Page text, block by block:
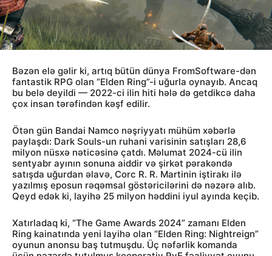
Bəzən elə gəlir ki, artıq bütün dünya FromSoftware-dən
fantastik RPG olan “Elden Ring”-i uğurla oynayıb. Ancaq
bu belə deyildi — 2022-ci ilin hiti hələ də getdikcə daha
çox insan tərəfindən kəşf edilir.
Ötən gün Bandai Namco nəşriyyatı mühüm xəbərlə
paylaşdı: Dark Souls-un ruhani varisinin satışları 28,6
milyon nüsxə nəticəsinə çatdı. Məlumat 2024-cü ilin
sentyabr ayının sonuna aiddir və şirkət pərakəndə
satışda uğurdan əlavə, Corc R. R. Martinin iştirakı ilə
yazılmış eposun rəqəmsal göstəricilərini də nəzərə alıb.
Qeyd edək ki, layihə 25 milyon həddini iyul ayında keçib.
Xatırladaq ki, “The Game Awards 2024” zamanı Elden
Ring kainatında yeni layihə olan “Elden Ring: Nightreign”
oyunun anonsu baş tutmuşdu. Üç nəfərlik komanda